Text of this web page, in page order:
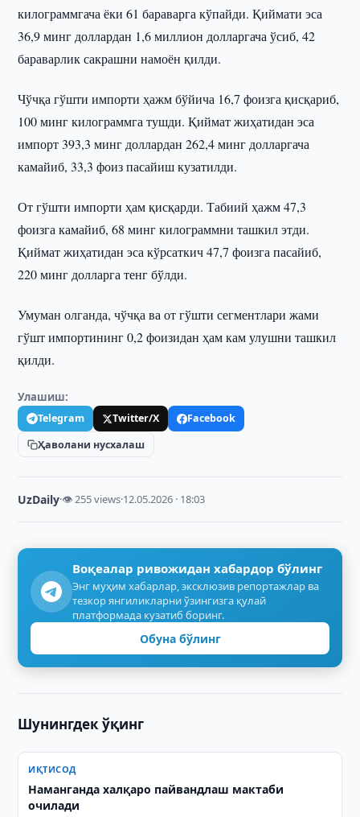
килограммгача ёки 61 бараварга кўпайди. Қиймати эса
36,9 минг доллардан 1,6 миллион долларгача ўсиб, 42
бараварлик сакрашни намоён қилди.
Чўчқа гўшти импорти ҳажм бўйича 16,7 фоизга қисқариб,
100 минг килограммга тушди. Қиймат жиҳатидан эса
импорт 393,3 минг доллардан 262,4 минг долларгача
камайиб, 33,3 фоиз пасайиш кузатилди.
От гўшти импорти ҳам қисқарди. Табиий ҳажм 47,3
фоизга камайиб, 68 минг килограммни ташкил этди.
Қиймат жиҳатидан эса кўрсаткич 47,7 фоизга пасайиб,
220 минг долларга тенг бўлди.
Умуман олганда, чўчқа ва от гўшти сегментлари жами
гўшт импортининг 0,2 фоизидан ҳам кам улушни ташкил
қилди.
Улашиш:
Telegram Twitter/X
Facebook
Ҳаволани нусхалаш
UzDaily·👁 255 views·12.05.2026 · 18:03
Воқеалар ривожидан хабардор бўлинг
Энг муҳим хабарлар, эксклюзив репортажлар ва
тезкор янгиликларни ўзингизга қулай
платформада кузатиб боринг.
Обуна бўлинг
Шунингдек ўқинг
ИҚТИСОД
Наманганда халқаро пайвандлаш мактаби
очилади